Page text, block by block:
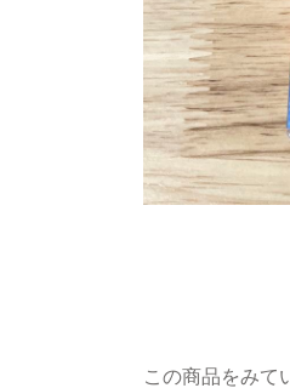
この商品をみて